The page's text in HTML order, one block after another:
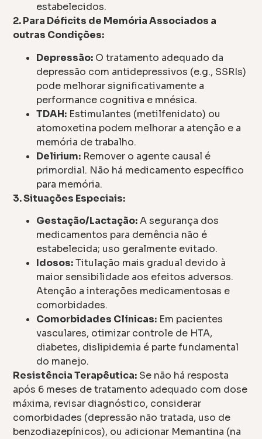
estabelecidos.
2. Para Déficits de Memória Associados a
outras Condições:
Depressão: O tratamento adequado da
depressão com antidepressivos (e.g., SSRIs)
pode melhorar significativamente a
performance cognitiva e mnésica.
TDAH: Estimulantes (metilfenidato) ou
atomoxetina podem melhorar a atenção e a
memória de trabalho.
Delirium: Remover o agente causal é
primordial. Não há medicamento específico
para memória.
3. Situações Especiais:
Gestação/Lactação:A segurança dos
medicamentos para demência não é
estabelecida; uso geralmente evitado.
Idosos:Titulação mais gradual devido à
maior sensibilidade aos efeitos adversos.
Atenção a interações medicamentosas e
comorbidades.
Comorbidades Clínicas: Em pacientes
vasculares, otimizar controle de HTA,
diabetes, dislipidemia é parte fundamental
do manejo.
Resistência Terapêutica: Se não há resposta
após 6 meses de tratamento adequado com dose
máxima, revisar diagnóstico, considerar
comorbidades (depressão não tratada, uso de
benzodiazepínicos), ou adicionar Memantina (na